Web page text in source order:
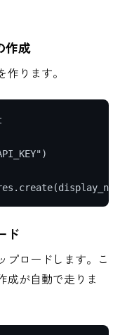
作成
ります。
ド
プロードします。こ
成が自動で走りま